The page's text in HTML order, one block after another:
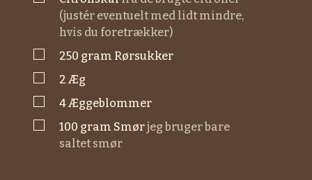
(justér eventuelt med lidt mindre,
hvis du foretrækker)
▢250 gram
rørsukker
▢2
æg
▢4
æggeblommer
▢100 gram smørjeg bruger bare
saltet smør